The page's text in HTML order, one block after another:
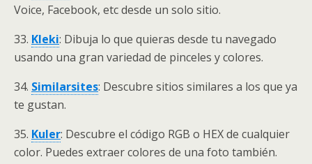
Voice, Facebook, etc desde un solo sitio.
33. Kleki: Dibuja lo que quieras desde tu navegado
usando una gran variedad de pinceles y colores.
34. Similarsites: Descubre sitios similares a los que ya
te gustan.
35. Kuler: Descubre el código RGB o HEX de cualquier
color. Puedes extraer colores de una foto también.